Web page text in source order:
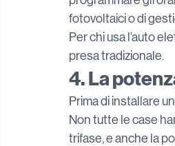
fotovoltaici o di
Per chi usa l’auto
presa tradizionale.
4. La
Prima di installare
Non tutte le case
trifase, e anche la